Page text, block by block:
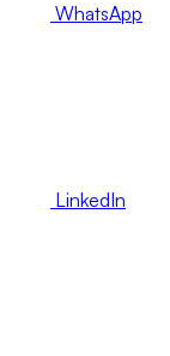
WhatsApp
LinkedIn